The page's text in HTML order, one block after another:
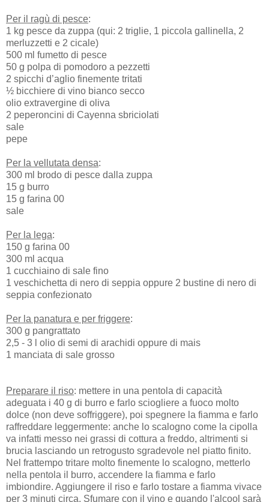
Per il ragù di pesce:
1 kg pesce da zuppa (qui: 2 triglie, 1 piccola gallinella, 2
merluzzetti e 2 cicale)
500 ml fumetto di pesce
50 g polpa di pomodoro a pezzetti
2 spicchi d’aglio finemente tritati
½ bicchiere di vino bianco secco
olio extravergine di oliva
2 peperoncini di Cayenna sbriciolati
sale
pepe
Per la vellutata densa:
300 ml brodo di pesce dalla zuppa
15 g burro
15 g farina 00
sale
Per la lega:
150 g farina 00
300 ml acqua
1 cucchiaino di sale fino
1 veschichetta di nero di seppia oppure 2 bustine di nero di
seppia confezionato
Per la panatura e per friggere:
300 g pangrattato
2,5 - 3 l olio di semi di arachidi oppure di mais
1 manciata di sale grosso
Preparare il riso: mettere in una pentola di capacità
adeguata i 40 g di burro e farlo sciogliere a fuoco molto
dolce (non deve soffriggere), poi spegnere la fiamma e farlo
raffreddare leggermente: anche lo scalogno come la cipolla
va infatti messo nei grassi di cottura a freddo, altrimenti si
brucia lasciando un retrogusto sgradevole nel piatto finito.
Nel frattempo tritare molto finemente lo scalogno, metterlo
nella pentola il burro, accendere la fiamma e farlo
imbiondire. Aggiungere il riso e farlo tostare a fiamma vivace
per 3 minuti circa. Sfumare con il vino e quando l'alcool sarà